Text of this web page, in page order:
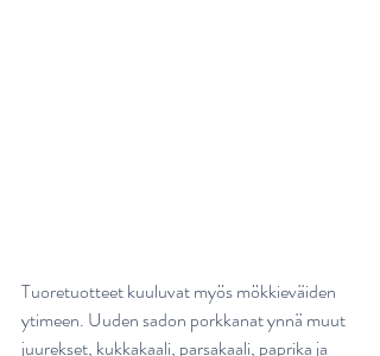
Tuoretuotteet kuuluvat myös mökkieväiden
ytimeen. Uuden sadon porkkanat ynnä muut
juurekset, kukkakaali, parsakaali, paprika ja